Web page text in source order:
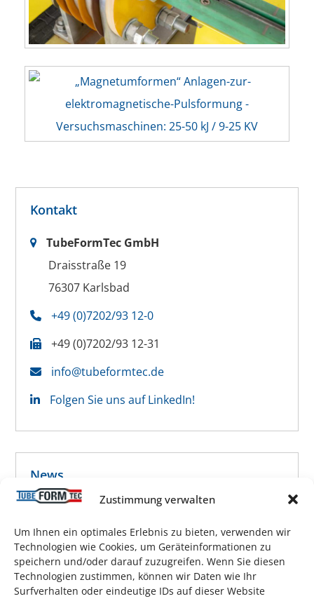
Zustimmung verwalten
Um Ihnen ein optimales Erlebnis zu bieten, verwenden wir
Technologien wie Cookies, um Geräteinformationen zu
speichern und/oder darauf zuzugreifen. Wenn Sie diesen
Technologien zustimmen, können wir Daten wie Ihr
Surfverhalten oder eindeutige IDs auf dieser Website
Kontakt
TubeFormTec GmbH
Draisstraße 19
76307 Karlsbad
+49 (0)7202/93 12-0
+49 (0)7202/93 12-31
info@tubeformtec.de
Folgen Sie uns auf LinkedIn!
News
5 Jahre bei TubeFormTec – Wir gratulieren
Holger Pegel
21. April 2026